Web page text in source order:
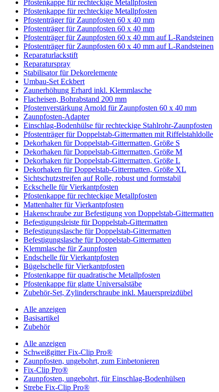
Pfostenkappe für rechteckige Metallpfosten
Pfostenkappe für rechteckige Metallpfosten
Pfostenträger für Zaunpfosten 60 x 40 mm
Pfostenträger für Zaunpfosten 60 x 40 mm
Pfostenträger für Zaunpfosten 60 x 40 mm auf L-Randsteinen
Pfostenträger für Zaunpfosten 60 x 40 mm auf L-Randsteinen
Reparaturlackstift
Reparaturspray
Stabilisator für Dekorelemente
Umbau-Set Eckbert
Zaunerhöhung Erhard inkl. Klemmlasche
Flacheisen, Bohrabstand 200 mm
Pfostenverstärkung Arnold für Zaunpfosten 60 x 40 mm
Zaunpfosten-Adapter
Einschlag-Bodenhülse für rechteckige Stahlrohr-Zaunpfosten
Pfostenträger für Doppelstab-Gittermatten mit Riffelstahldolle
Dekorhaken für Doppelstab-Gittermatten, Größe S
Dekorhaken für Doppelstab-Gittermatten, Größe M
Dekorhaken für Doppelstab-Gittermatten, Größe L
Dekorhaken für Doppelstab-Gittermatten, Größe XL
Sichtschutzstreifen auf Rolle, robust und formstabil
Eckschelle für Vierkantpfosten
Pfostenkappe für rechteckige Metallpfosten
Mattenhalter für Vierkantpfosten
Hakenschraube zur Befestigung von Doppelstab-Gittermatten
Befestigungsleiste für Doppelstab-Gittermatten
Befestigungslasche für Doppelstab-Gittermatten
Befestigungslasche für Doppelstab-Gittermatten
Klemmlasche für Zaunpfosten
Endschelle für Vierkantpfosten
Bügelschelle für Vierkantpfosten
Pfostenkappe für quadratische Metallpfosten
Pfostenkappe für glatte Universalstäbe
Zubehör-Set, Zylinderschraube inkl. Mauerspreizdübel
Alle anzeigen
Basisartikel
Zubehör
Alle anzeigen
Schweißgitter Fix-Clip Pro®
Zaunpfosten, ungebohrt, zum Einbetonieren
Fix-Clip Pro®
Zaunpfosten, ungebohrt, für Einschlag-Bodenhülsen
Strebe Fix-Clip Pro®